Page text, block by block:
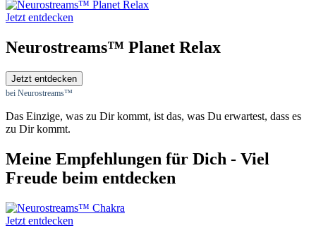
Jetzt entdecken
Neurostreams™ Planet Relax
Jetzt entdecken
bei Neurostreams™
Das Einzige, was zu Dir kommt, ist das, was Du erwartest, dass es
zu Dir kommt.
Meine Empfehlungen für Dich - Viel
Freude beim entdecken
Jetzt entdecken